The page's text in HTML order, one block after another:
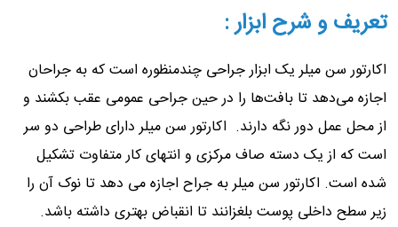
تعریف و شرح ابزار :
اکارتور سن میلر یک ابزار جراحی چندمنظوره است که به جراحان
اجازه می‌دهد تا بافت‌ها را در حین جراحی عمومی عقب بکشند و
از محل عمل دور نگه دارند. اکارتور سن میلر دارای طراحی دو سر
است که از یک دسته صاف مرکزی و انتهای کار متفاوت تشکیل
شده است. اکارتور سن میلر به جراح اجازه می دهد تا نوک آن را
زیر سطح داخلی پوست بلغزانند تا انقباض بهتری داشته باشد.